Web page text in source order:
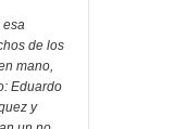
esa
de los
mano,
Eduardo
y